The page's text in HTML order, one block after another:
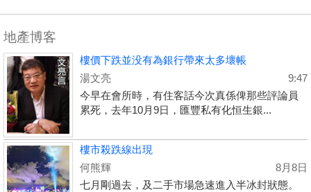
地產博客
樓價下跌並没有為銀行帶來太多壞帳
湯文亮
9:47
今早在會所時，有住客話今次真係俾那些評論員
累死，去年10月9日，匯豐私有化恒生銀...
樓市殺跌線出現
何熊輝
8月8日
七月剛過去，及二手市場急速進入半冰封狀態。